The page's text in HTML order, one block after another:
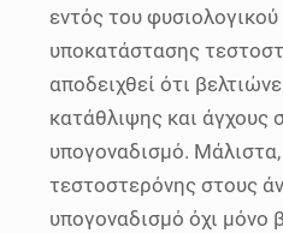
εντός του
υποκατάστασης
αποδειχθεί ότι
κατάθλιψης και άγχους
υπογοναδισμό.
τεστοστερόνης στους
υπογοναδισμό όχι μόνο